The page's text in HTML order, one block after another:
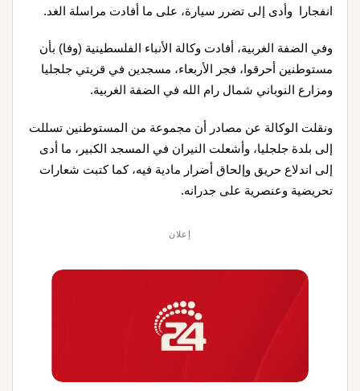
انفجارا وأدى إلى تضرر سيارة، على ما أفادت مراسلة الغد.
وفي الضفة الغربية، أفادت وكالة الأنباء الفلسطينية (وفا) بأن
مستوطنين أحرقوا، فجر الأربعاء، مسجدين في قريتي جلجليا
ومزارع النوباني شمال رام الله في الضفة الغربية.
ونقلت الوكالة عن مصادر أن مجموعة من المستوطنين تسللت
إلى بلدة جلجليا، وأشعلت النيران في المسجد الكبير، ما أدى
إلى اندلاع حريق وإلحاق أضرار مادية فيه، كما كتبت شعارات
تحريضية وعنصرية على جدرانه.
إعلان